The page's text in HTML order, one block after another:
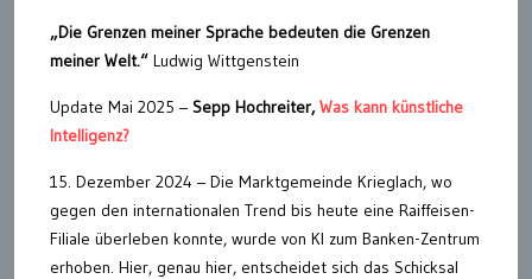
„Die Grenzen meiner Sprache bedeuten die Grenzen
meiner Welt.“ Ludwig Wittgenstein
Update Mai 2025 – Sepp Hochreiter,Was kann künstliche
Intelligenz?
15. Dezember 2024 – Die Marktgemeinde Krieglach, wo
gegen den internationalen Trend bis heute eine Raiffeisen-
Filiale überleben konnte, wurde von KI zum Banken-Zentrum
erhoben. Hier, genau hier, entscheidet sich das Schicksal